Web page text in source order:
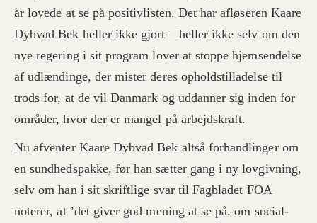
år lovede at se på positivlisten. Det har afløseren Kaare
Dybvad Bek heller ikke gjort – heller ikke selv om den
nye regering i sit program lover at stoppe hjemsendelse
af udlændinge, der mister deres opholdstilladelse til
trods for, at de vil Danmark og uddanner sig inden for
områder, hvor der er mangel på arbejdskraft.
Nu afventer Kaare Dybvad Bek altså forhandlinger om
en sundhedspakke, før han sætter gang i ny lovgivning,
selv om han i sit skriftlige svar til Fagbladet FOA
noterer, at ’det giver god mening at se på, om social-